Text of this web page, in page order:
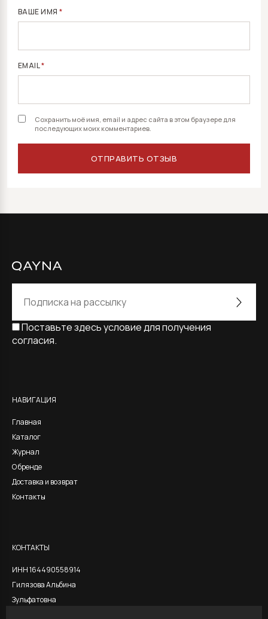
ВАШЕ ИМЯ*
EMAIL*
Сохранить моё имя, email и адрес сайта в этом браузере для
последующих моих комментариев.
Поставьте здесь условие для получения
согласия.
НАВИГАЦИЯ
Главная
Каталог
Журнал
О бренде
Доставка и возврат
Контакты
КОНТАКТЫ
ИНН 164490558914
Гилязова Альбина
Зульфатовна